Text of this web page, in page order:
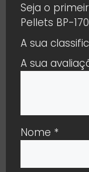
Seja o
Pellets BP-
A sua
A sua
Nome *